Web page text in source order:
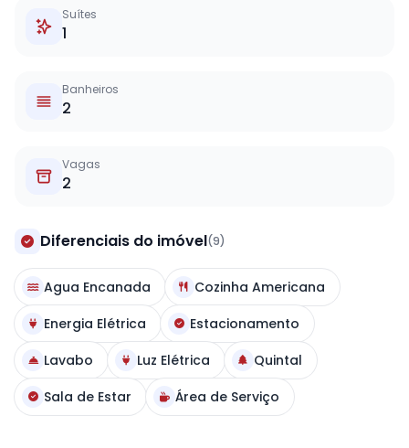
Suítes
1
Banheiros
2
Vagas
2
Diferenciais do imóvel(9)
Agua Encanada
Cozinha Americana
Energia Elétrica
Estacionamento
Lavabo
Luz Elétrica
Quintal
Sala de Estar
Área de Serviço